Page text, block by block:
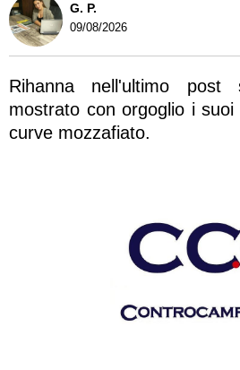
G. P.
09/08/2026
Rihanna nell'ultimo
mostrato con orgoglio i
curve mozzafiato.